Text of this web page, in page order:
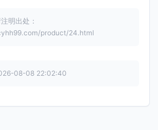
明出处：
product/24.html
08-08 22:02:40